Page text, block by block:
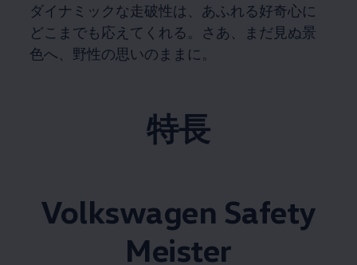
ダイナミックな走破性は、あふれる好奇心に
どこまでも応えてくれる。​さあ、まだ見ぬ景
色へ、野性の思いのままに。​
特長
Volkswagen Safety
Meister